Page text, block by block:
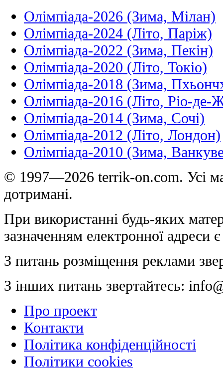
Олімпіада-2026 (Зима, Мілан)
Олімпіада-2024 (Літо, Паріж)
Олімпіада-2022 (Зима, Пекін)
Олімпіада-2020 (Літо, Токіо)
Олімпіада-2018 (Зима,
Олімпіада-2016 (Літо, Ріо-де-
Олімпіада-2014 (Зима, Сочі)
Олімпіада-2012 (Літо, Лондон)
Олімпіада-2010 (Зима,
© 1997—2026 terrik-on.com. Усі
дотримані.
При використанні будь-яких
зазначенням електронної адреси
З питань розміщення реклами
З інших питань звертайтесь:
Про проект
Контакти
Політика конфіденційності
Політики cookies